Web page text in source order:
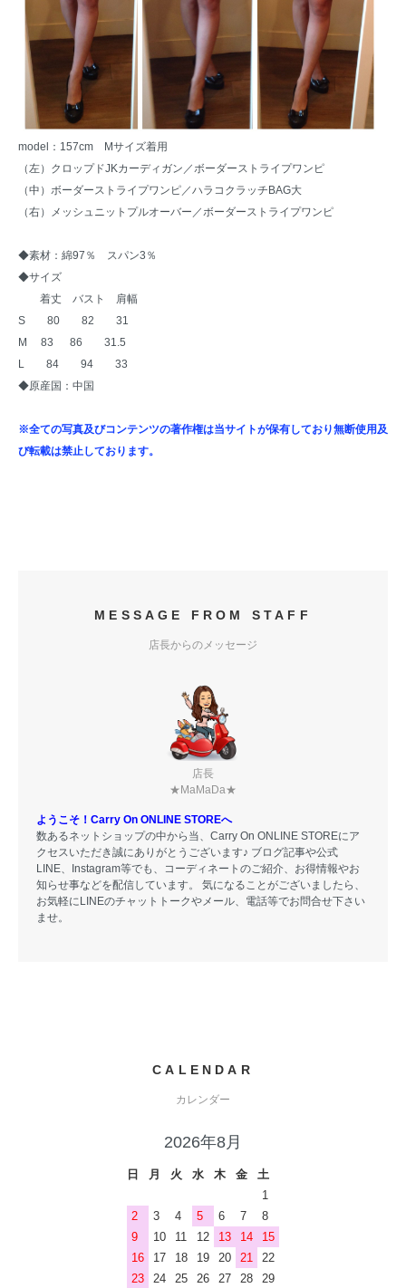
model：157cm Mサイズ着用
（左） クロップドJKカーディガン ／ボーダーストライプワンピ
（中）ボーダーストライプワンピ／ハラコクラッチBAG大
（右）
メッシュニットプルオーバー ／ボーダーストライプワンピ
◆素材：綿97％ スパン3％
◆サイズ
着丈 バスト 肩幅
S 80 82 31
M 83 86 31.5
L 84 94 33
◆原産国：中国
※全ての写真及びコンテンツの著作権は当サイトが保有しており無断使用及
び転載は禁止しております。
MESSAGE FROM STAFF
店長からのメッセージ
店長
★MaMaDa★
ようこそ！Carry On ONLINE STOREへ
数あるネットショップの中から当、Carry On ONLINE STOREにア
クセスいただき誠にありがとうございます♪ ブログ記事や公式
LINE、Instagram等でも、コーディネートのご紹介、お得情報やお
知らせ事などを配信しています。 気になることがございましたら、
お気軽にLINEのチャットトークやメール、電話等でお問合せ下さい
ませ。
CALENDAR
カレンダー
2026年8月
日 月 火 水 木 金
土
1
2
3 4 5 6 7
8
9
10 11 12 13 14
15
16
17 18 19 20 21
22
23
24 25 26 27 28 29